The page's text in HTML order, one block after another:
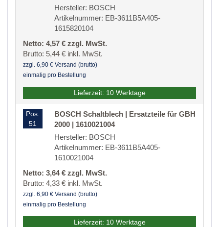
Hersteller: BOSCH
Artikelnummer: EB-3611B5A405-
1615820104
Netto: 4,57 € zzgl. MwSt.
Brutto: 5,44 € inkl. MwSt.
zzgl. 6,90 € Versand (brutto)
einmalig pro Bestellung
Lieferzeit: 10 Werktage
Pos.
51
BOSCH Schaltblech | Ersatzteile für GBH
2000 | 1610021004
Hersteller: BOSCH
Artikelnummer: EB-3611B5A405-
1610021004
Netto: 3,64 € zzgl. MwSt.
Brutto: 4,33 € inkl. MwSt.
zzgl. 6,90 € Versand (brutto)
einmalig pro Bestellung
Lieferzeit: 10 Werktage